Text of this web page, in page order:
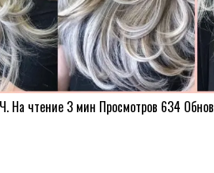
На чтение 3 мин Просмотров 634